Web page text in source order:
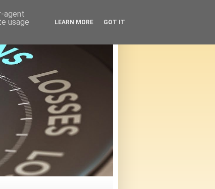
agent
usage
LEARN MORE GOT IT